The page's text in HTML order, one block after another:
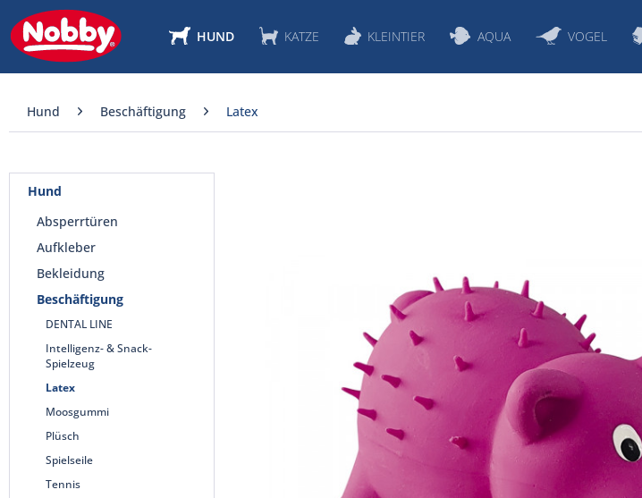
HUND KATZE KLEINTIER AQUA VOGEL
Hund Beschäftigung Latex
Hund
Absperrtüren
Aufkleber
Bekleidung
Beschäftigung
DENTAL LINE
Intelligenz- & Snack-
Spielzeug
Latex
Moosgummi
Plüsch
Spielseile
Tennis